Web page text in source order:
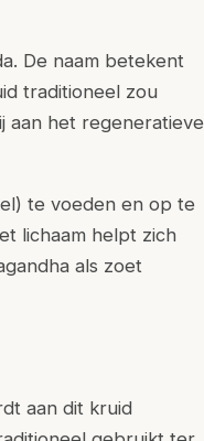
De naam betekent
traditioneel zou
aan het regeneratieve
te voeden en op te
lichaam helpt zich
als zoet
aan dit kruid